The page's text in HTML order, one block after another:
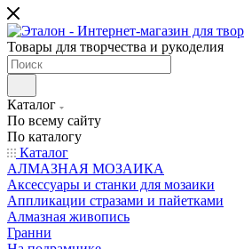
Товары для творчества и рукоделия
Каталог
По всему сайту
По каталогу
Каталог
АЛМАЗНАЯ МОЗАИКА
Аксессуары и станки для мозаики
Аппликации стразами и пайетками
Алмазная живопись
Гранни